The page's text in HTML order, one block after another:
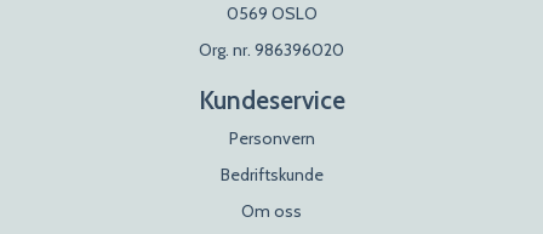
0569 OSLO
Org. nr. 986396020
Kundeservice
Personvern
Bedriftskunde
Om oss